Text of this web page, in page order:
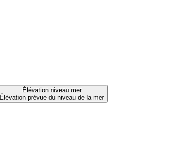
Élévation niveau mer
Élévation prévue du niveau de la mer